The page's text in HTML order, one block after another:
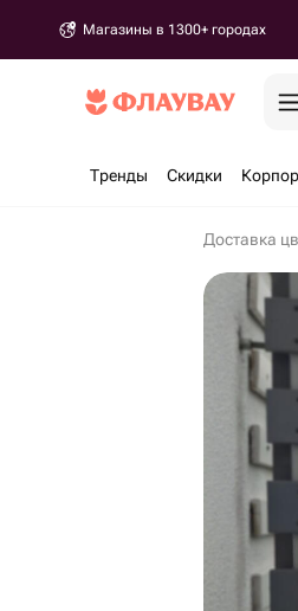
Магазины в 1300+ городах
Тренды Скидки
Доставка